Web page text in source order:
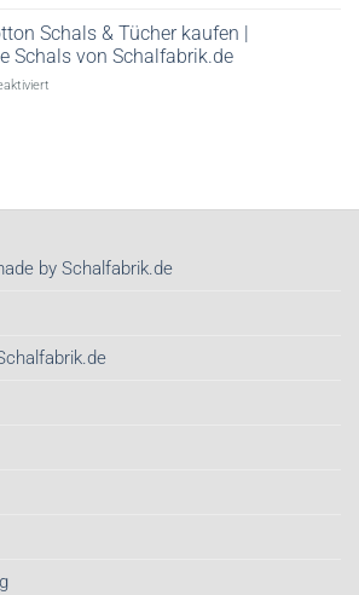
gewickelt?
Von
wegen!
wichtigstes
sind
Schals & Tücher kaufen |
Schals von Schalfabrik.de
kaufen
Schals
by Schalfabrik.de